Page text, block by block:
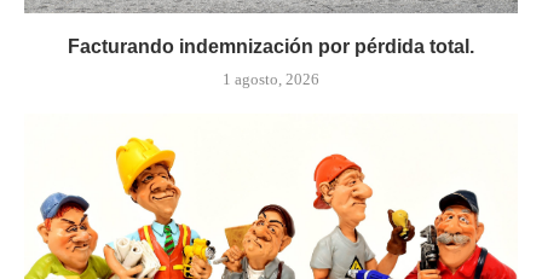
Facturando indemnización por pérdida total.
1 agosto, 2026